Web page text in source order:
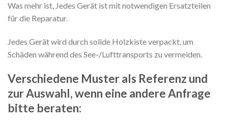
Was mehr ist, Jedes Gerät ist mit notwendigen Ersatzteilen
für die Reparatur.
Jedes Gerät wird durch solide Holzkiste verpackt, um
Schäden während des See-/Lufttransports zu vermeiden.
Verschiedene Muster als Referenz und
zur Auswahl, wenn eine andere Anfrage
bitte beraten: